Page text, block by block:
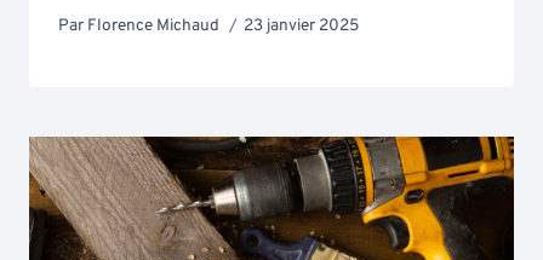
Par Florence Michaud 23 janvier 2025